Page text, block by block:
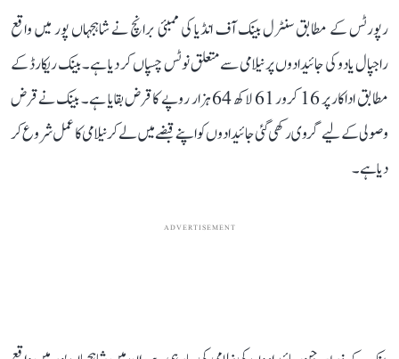
رپورٹس کے مطابق سنٹرل بینک آف انڈیا کی ممبئی برانچ نے شاہجہاں پور میں واقع
راجپال یادو کی جائیدادوں پر نیلامی سے متعلق نوٹس چسپاں کر دیا ہے۔ بینک ریکارڈ کے
مطابق اداکار پر 16 کرور 61 لاکھ 64 ہزار روپے کا قرض بقایا ہے۔ بینک نے قرض
وصولی کے لیے گروی رکھی گئی جائیدادوں کو اپنے قبضے میں لے کر نیلامی کا عمل شروع کر
دیا ہے۔
ADVERTISEMENT